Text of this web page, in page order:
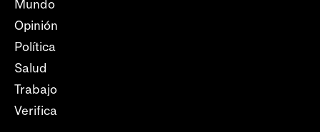
Mundo
Opinión
Política
Salud
Trabajo
Verifica